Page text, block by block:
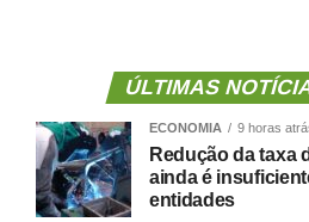
ÚLTIMAS
ECONOMIA 9 horas
Redução da taxa
ainda é
entidades